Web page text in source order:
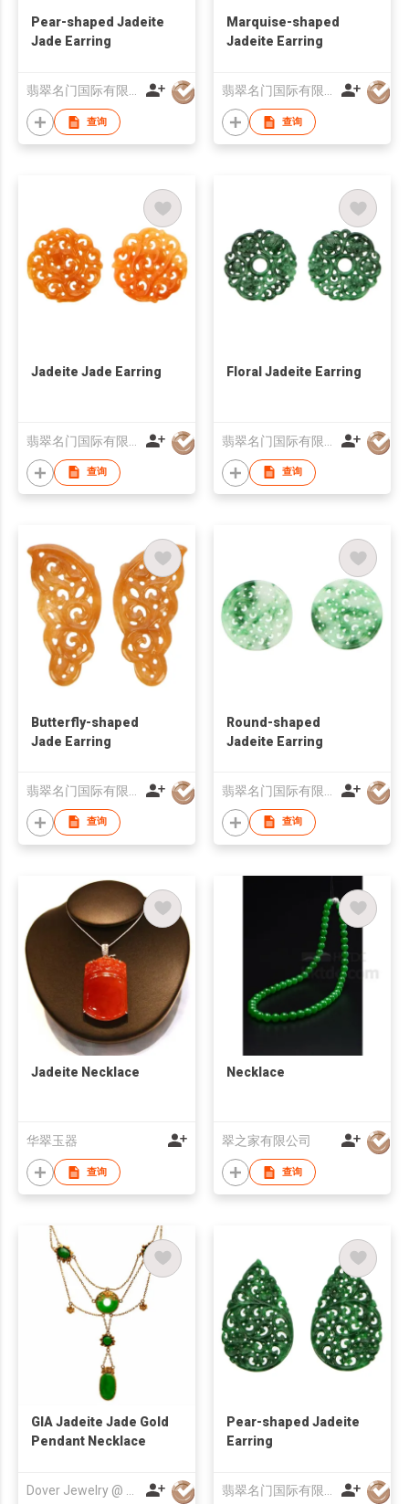
Pear-shaped Jadeite
Jade Earring
翡翠名门国际有限公司
查询
Marquise-shaped
Jadeite Earring
翡翠名门国际有限公司
查询
Jadeite Jade Earring
查询
Floral Jadeite Earring
查询
Butterfly-shaped
Jade Earring
查询
Round-shaped
Jadeite Earring
查询
Jadeite Necklace
华翠玉器
查询
Necklace
翠之家有限公司
查询
GIA Jadeite Jade Gold
Pendant Necklace
Dover Jewelry @ Antique
Pear-shaped Jadeite
Earring
翡翠名门国际有限公司